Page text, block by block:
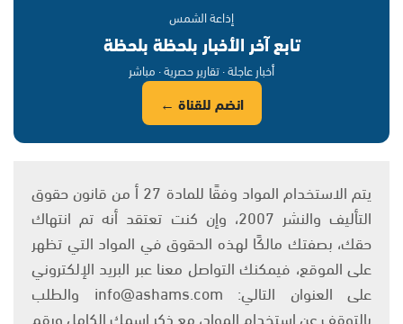
إذاعة الشمس
تابع آخر الأخبار بلحظة بلحظة
أخبار عاجلة · تقارير حصرية · مباشر
انضم للقناة ←
يتم الاستخدام المواد وفقًا للمادة 27 أ من قانون حقوق
التأليف والنشر 2007، وإن كنت تعتقد أنه تم انتهاك
حقك، بصفتك مالكًا لهذه الحقوق في المواد التي تظهر
على الموقع، فيمكنك التواصل معنا عبر البريد الإلكتروني
على العنوان التالي: info@ashams.com والطلب
بالتوقف عن استخدام المواد، مع ذكر اسمك الكامل ورقم